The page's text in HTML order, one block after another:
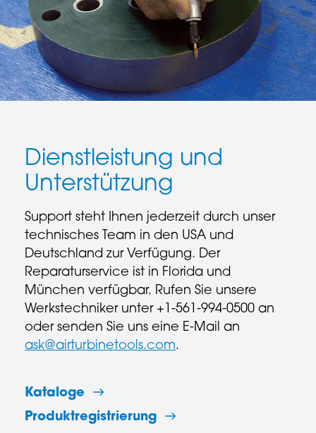
Dienstleistung und
Unterstützung
Support steht Ihnen jederzeit durch unser
technisches Team in den USA und
Deutschland zur Verfügung. Der
Reparaturservice ist in Florida und
München verfügbar. Rufen Sie unsere
Werkstechniker unter +1-561-994-0500 an
oder senden Sie uns eine E-Mail an
ask@airturbinetools.com.
Kataloge
Produktregistrierung